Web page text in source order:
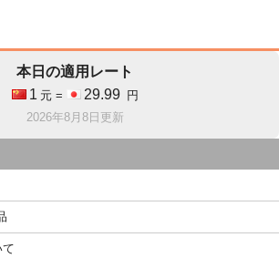
本日の適用レート
1 元 = 29.99
円
2026年8月8日更新